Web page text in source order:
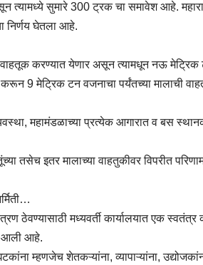
सुमारे 300 ट्रक चा समावेश आहे.
निर्णय घेतला आहे.
करण्यात येणार असून त्यामधून नऊ मेट्रिक
करून 9 मेट्रिक टन वजनाचा पर्यंतच्या मालाची
महामंडळाच्या प्रत्येक आगारात व बस
तसेच इतर मालाच्या वाहतुकीवर विपरीत
ठेवण्यासाठी मध्यवर्ती कार्यालयात एक
आली आहे.
घटकांना म्हणजेच शेतकऱ्यांना, व्यापाऱ्यांना,